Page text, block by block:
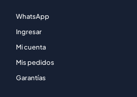
WhatsApp
Ingresar
Mi cuenta
Mis pedidos
Garantías